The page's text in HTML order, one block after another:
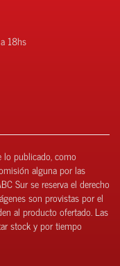
18hs
lo publicado, como
alguna por las
Sur se reserva el derecho
son provistas por el
al producto ofertado. Las
stock y por tiempo